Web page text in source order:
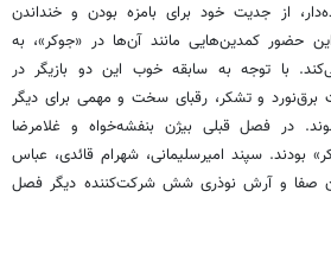
از جدیت خود برای بامزه بودن و خنداندن
حضور کمدین‌هایی مانند آن‌ها در «جوکر»، به
با توجه به سابقه خوب این دو بازیگر در
و تشکر، رقبای سخت و مهمی برای دیگر
در فصل قبلی بیژن بنفشه‌خواه و غلامرضا
بودند. سپند امیرسلیمانی، شهرام قائدی، عباس
صفا و آرش نوذری شش شرکت‌کننده دیگر فصل